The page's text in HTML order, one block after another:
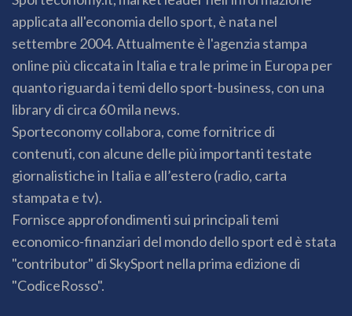
applicata all'economia dello sport, è nata nel
settembre 2004. Attualmente è l'agenzia stampa
online più cliccata in Italia e tra le prime in Europa per
quanto riguarda i temi dello sport-business, con una
library di circa 60 mila news.
Sporteconomy collabora, come fornitrice di
contenuti, con alcune delle più importanti testate
giornalistiche in Italia e all’estero (radio, carta
stampata e tv).
Fornisce approfondimenti sui principali temi
economico-finanziari del mondo dello sport ed è stata
"contributor" di SkySport nella prima edizione di
"CodiceRosso".